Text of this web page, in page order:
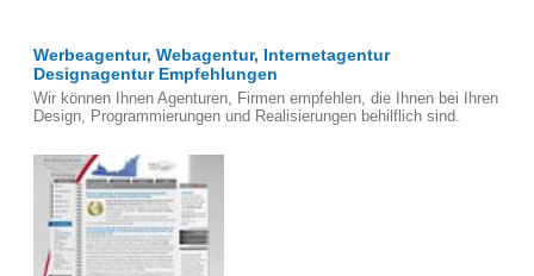
Werbeagentur, Webagentur, Internetagentur
Designagentur Empfehlungen
Wir können Ihnen Agenturen, Firmen empfehlen, die Ihnen bei Ihren
Design, Programmierungen und Realisierungen behilflich sind.